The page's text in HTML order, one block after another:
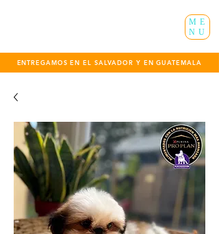
ENTREGAMOS EN EL SALVADOR Y EN GUATEMALA
ME
NU